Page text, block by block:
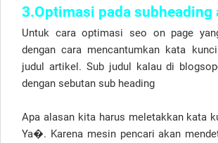
3.Optimasi pada subheading
Untuk cara optimasi seo on page
dengan cara mencantumkan kata
judul artikel. Sub judul kalau di
dengan sebutan sub heading
Apa alasan kita harus meletakkan kata
Ya�. Karena mesin pencari akan